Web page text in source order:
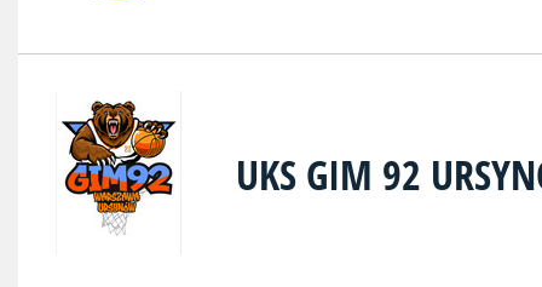
UKS GIM 92